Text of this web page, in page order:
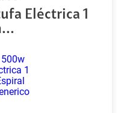
Eléctrica 1